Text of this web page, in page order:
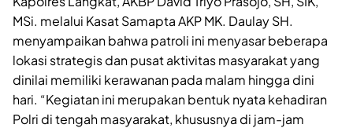
MSi. melalui Kasat Samapta AKP MK. Daulay SH.
menyampaikan bahwa patroli ini menyasar beberapa
lokasi strategis dan pusat aktivitas masyarakat yang
dinilai memiliki kerawanan pada malam hingga dini
hari. “Kegiatan ini merupakan bentuk nyata kehadiran
Polri di tengah masyarakat, khususnya di jam-jam